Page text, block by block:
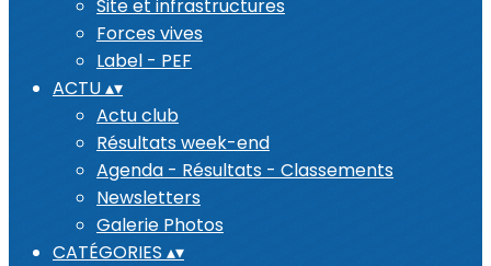
Site et infrastructures
Forces vives
Label - PEF
ACTU▴▾
Actu club
Résultats week-end
Agenda - Résultats - Classements
Newsletters
Galerie Photos
CATÉGORIES ▴▾